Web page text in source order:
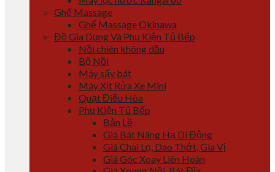
Ghế Massage
Ghế Massage Okinawa
Đồ Gia Dụng Và Phụ Kiện Tủ Bếp
Nồi chiên không dầu
Bộ Nồi
Máy sấy bát
Máy Xịt Rửa Xe Mini
Quạt Điều Hòa
Phụ Kiện Tủ Bếp
Bản Lề
Giá Bát Nâng Hạ Di Động
Giá Chai Lọ, Dao Thớt, Gia Vị
Giá Góc Xoay Liên Hoàn